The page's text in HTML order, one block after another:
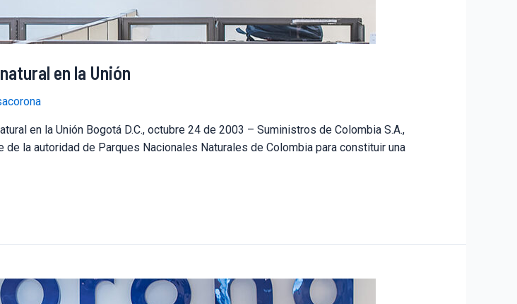
en la Unión
en la Unión Bogotá D.C., octubre 24 de 2003 – Suministros de Colombia S.A.,
la autoridad de Parques Nacionales Naturales de Colombia para constituir una